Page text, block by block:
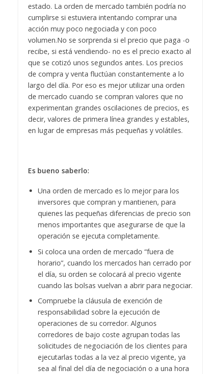
estado. La orden de mercado también podría no
cumplirse si estuviera intentando comprar una
acción muy poco negociada y con poco
volumen.No se sorprenda si el precio que paga -o
recibe, si está vendiendo- no es el precio exacto al
que se cotizó unos segundos antes. Los precios
de compra y venta fluctúan constantemente a lo
largo del día. Por eso es mejor utilizar una orden
de mercado cuando se compran valores que no
experimentan grandes oscilaciones de precios, es
decir, valores de primera línea grandes y estables,
en lugar de empresas más pequeñas y volátiles.
Es bueno saberlo:
Una orden de mercado es lo mejor para los
inversores que compran y mantienen, para
quienes las pequeñas diferencias de precio son
menos importantes que asegurarse de que la
operación se ejecuta completamente.
Si coloca una orden de mercado “fuera de
horario”, cuando los mercados han cerrado por
el día, su orden se colocará al precio vigente
cuando las bolsas vuelvan a abrir para negociar.
Compruebe la cláusula de exención de
responsabilidad sobre la ejecución de
operaciones de su corredor. Algunos
corredores de bajo coste agrupan todas las
solicitudes de negociación de los clientes para
ejecutarlas todas a la vez al precio vigente, ya
sea al final del día de negociación o a una hora